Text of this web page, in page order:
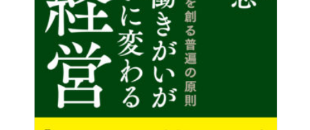
脇屋友詞（トゥーランドット総料理長）
近藤昌平（VAV倶楽部会長）
ダティン・晴代・ロー（株式会社サムコマースジャパン代
表取締役）
秀島一生（航空評論家）
大井康之（株式会社アライヴン代表取締役）
黒木安馬（株式会社日本成功学会CEO）